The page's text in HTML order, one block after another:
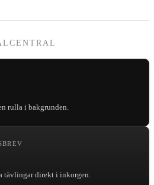
rulla i bakgrunden.
tävlingar direkt i inkorgen.